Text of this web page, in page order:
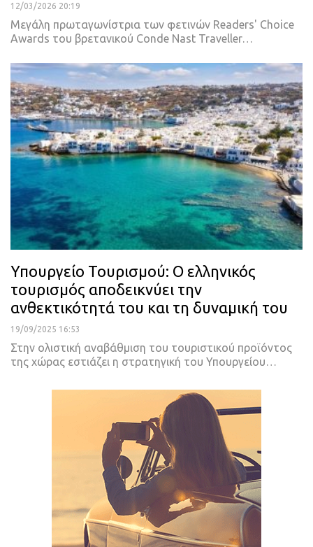
12/03/2026 20:19
Μεγάλη πρωταγωνίστρια των φετινών Readers' Choice
Awards του βρετανικού Conde Nast Traveller…
Υπουργείο Τουρισμού: Ο ελληνικός
τουρισμός αποδεικνύει την
ανθεκτικότητά του και τη δυναμική του
19/09/2025 16:53
Στην ολιστική αναβάθμιση του τουριστικού προϊόντος
της χώρας εστιάζει η στρατηγική του Υπουργείου…